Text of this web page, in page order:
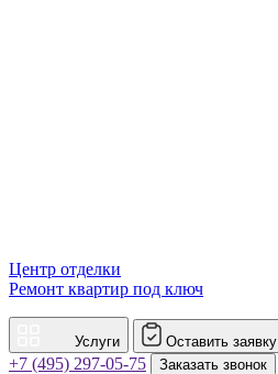
Центр отделки
Ремонт квартир под ключ
Услуги Оставить заявку
+7 (495) 297-05-75
Заказать звонок